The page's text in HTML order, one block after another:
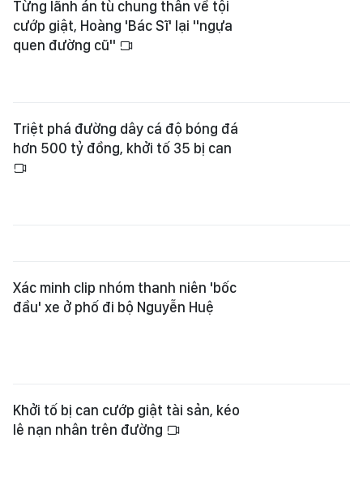
Từng lãnh án tù chung thân về tội
cướp giật, Hoàng 'Bác Sĩ' lại "ngựa
quen đường cũ"
Triệt phá đường dây cá độ bóng đá
hơn 500 tỷ đồng, khởi tố 35 bị can
Xác minh clip nhóm thanh niên 'bốc
đầu' xe ở phố đi bộ Nguyễn Huệ
Khởi tố bị can cướp giật tài sản, kéo
lê nạn nhân trên đường